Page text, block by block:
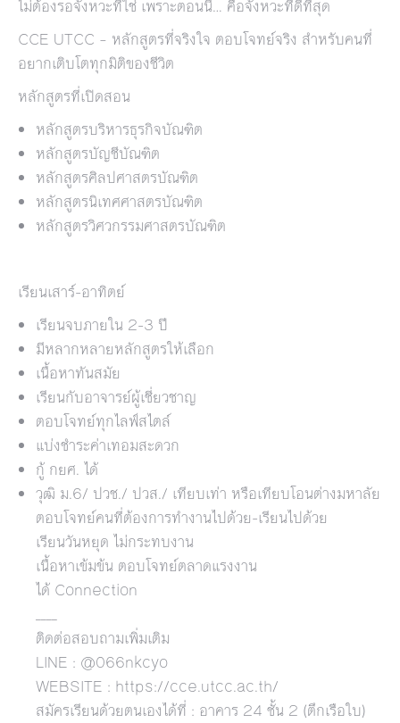
ไม่ต้องรอจังหวะที่ใช่ เพราะตอนนี้… คือจังหวะที่ดีที่สุด
CCE UTCC – หลักสูตรที่จริงใจ ตอบโจทย์จริง สำหรับคนที่
อยากเติบโตทุกมิติของชีวิต
หลักสูตรที่เปิดสอน
หลักสูตรบริหารธุรกิจบัณฑิต
หลักสูตรบัญชีบัณฑิต
หลักสูตรศิลปศาสตรบัณฑิต
หลักสูตรนิเทศศาสตรบัณฑิต
หลักสูตรวิศวกรรมศาสตรบัณฑิต
เรียนเสาร์-อาทิตย์
เรียนจบภายใน 2-3 ปี
มีหลากหลายหลักสูตรให้เลือก
เนื้อหาทันสมัย
เรียนกับอาจารย์ผู้เชี่ยวชาญ
ตอบโจทย์ทุกไลฟ์สไตล์
แบ่งชำระค่าเทอมสะดวก
กู้ กยศ. ได้
วุฒิ ม.6/ ปวช./ ปวส./ เทียบเท่า หรือเทียบโอนต่างมหาลัย
ตอบโจทย์คนที่ต้องการทำงานไปด้วย-เรียนไปด้วย
เรียนวันหยุด ไม่กระทบงาน
เนื้อหาเข้มข้น ตอบโจทย์ตลาดแรงงาน
ได้ Connection
____
ติดต่อสอบถามเพิ่มเติม
LINE : @066nkcyo
WEBSITE : https://cce.utcc.ac.th/
สมัครเรียนด้วยตนเองได้ที่ : อาคาร 24 ชั้น 2 (ตึกเรือใบ)